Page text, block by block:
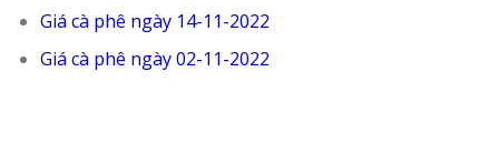
Giá cà phê ngày 14-11-2022
Giá cà phê ngày 02-11-2022